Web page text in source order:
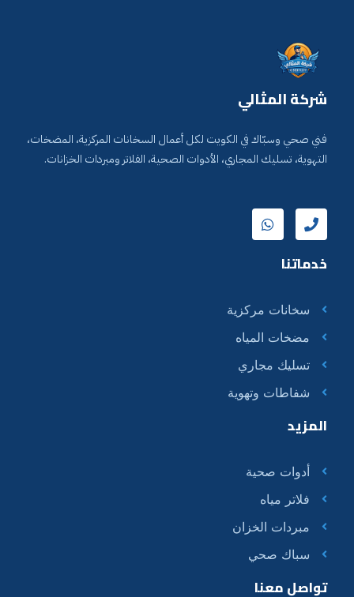
شركة المثالي
فني صحي وسبّاك في الكويت لكل أعمال السخانات المركزية، المضخات،
التهوية، تسليك المجاري، الأدوات الصحية، الفلاتر ومبردات الخزانات.
خدماتنا
سخانات مركزية
مضخات المياه
تسليك مجاري
شفاطات وتهوية
المزيد
أدوات صحية
فلاتر مياه
مبردات الخزان
سباك صحي
تواصل معنا